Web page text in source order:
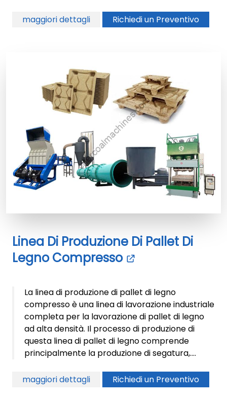
maggiori dettagli Richiedi un Preventivo
Linea Di Produzione Di Pallet Di
Legno Compresso
La linea di produzione di pallet di legno
compresso è una linea di lavorazione industriale
completa per la lavorazione di pallet di legno
ad alta densità. Il processo di produzione di
questa linea di pallet di legno comprende
principalmente la produzione di segatura,....
maggiori dettagli Richiedi un Preventivo